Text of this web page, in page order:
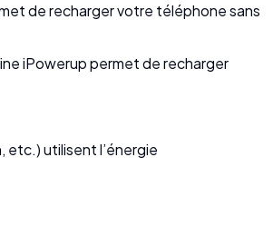
de recharger votre téléphone sans
iPowerup permet de recharger
etc.) utilisent l’énergie